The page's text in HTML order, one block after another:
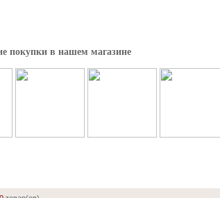
покупки в нашем магазине